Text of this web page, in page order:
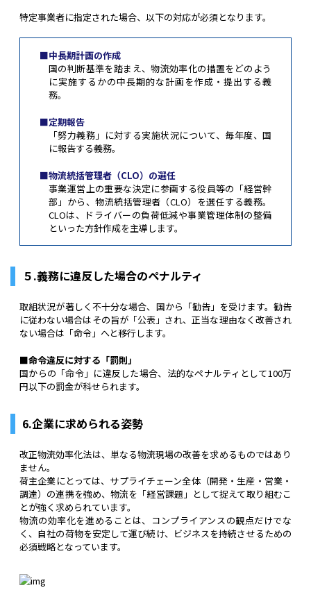
特定事業者に指定された場合、以下の対応が必須となります。
■中長期計画の作成
国の判断基準を踏まえ、物流効率化の措置をどのよう
に実施するかの中長期的な計画を作成・提出する義
務。
■定期報告
「努力義務」に対する実施状況について、毎年度、国
に報告する義務。
■物流統括管理者（CLO）の選任
事業運営上の重要な決定に参画する役員等の「経営幹
部」から、物流統括管理者（CLO）を選任する義務。
CLOは、ドライバーの負荷低減や事業管理体制の整備
といった方針作成を主導します。
５.義務に違反した場合のペナルティ
取組状況が著しく不十分な場合、国から「勧告」を受けます。勧告
に従わない場合はその旨が「公表」され、正当な理由なく改善され
ない場合は「命令」へと移行します。
■命令違反に対する「罰則」
国からの「命令」に違反した場合、法的なペナルティとして100万
円以下の罰金が科せられます。
6.企業に求められる姿勢
改正物流効率化法は、単なる物流現場の改善を求めるものではあり
ません。
荷主企業にとっては、サプライチェーン全体（開発・生産・営業・
調達）の連携を強め、物流を「経営課題」として捉えて取り組むこ
とが強く求められています。
物流の効率化を進めることは、コンプライアンスの観点だけでな
く、自社の荷物を安定して運び続け、ビジネスを持続させるための
必須戦略となっています。